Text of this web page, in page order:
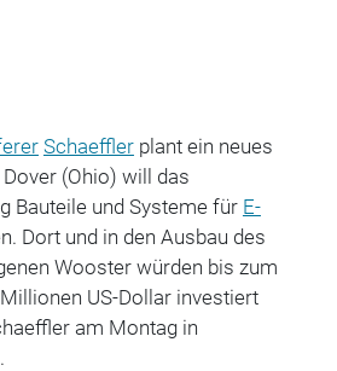
Schaefflerplant ein neues
Dover (Ohio) will das
Bauteile und Systeme für E-
Dort und in den Ausbau des
Wooster würden bis zum
US-Dollar investiert
am Montag in